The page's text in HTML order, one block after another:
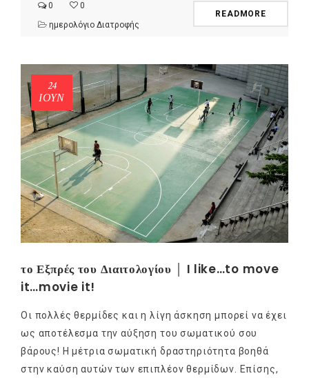
0
0
ημερολόγιο Διατροφής
READMORE
24
ΙΟΎΝ
το Εξπρές του Διαιτολογίου │ I like…to move
it…movie it!
Οι πολλές θερμίδες και η λίγη άσκηση μπορεί να έχει
ως αποτέλεσμα την αύξηση του σωματικού σου
βάρους! Η μέτρια σωματική δραστηριότητα βοηθά
στην καύση αυτών των επιπλέον θερμίδων. Επίσης,